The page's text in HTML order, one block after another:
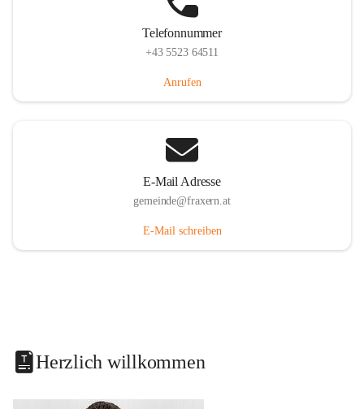
Telefonnummer
+43 5523 64511
Anrufen
E-Mail Adresse
gemeinde@fraxern.at
E-Mail schreiben
Herzlich willkommen